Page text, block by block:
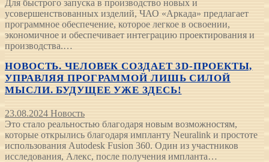
Для быстрого запуска в производство новых и
усовершенствованных изделий, ЧАО «Аркада» предлагает
программное обеспечение, которое легкое в освоении,
экономичное и обеспечивает интеграцию проектирования и
производства.…
НОВОСТЬ. ЧЕЛОВЕК СОЗДАЕТ 3D-ПРОЕКТЫ,
УПРАВЛЯЯ ПРОГРАММОЙ ЛИШЬ СИЛОЙ
МЫСЛИ. БУДУЩЕЕ УЖЕ ЗДЕСЬ!
23.08.2024 Новость
Это стало реальностью благодаря новым возможностям,
которые открылись благодаря импланту Neuralink и простоте
использования Autodesk Fusion 360. Один из участников
исследования, Алекс, после получения импланта…